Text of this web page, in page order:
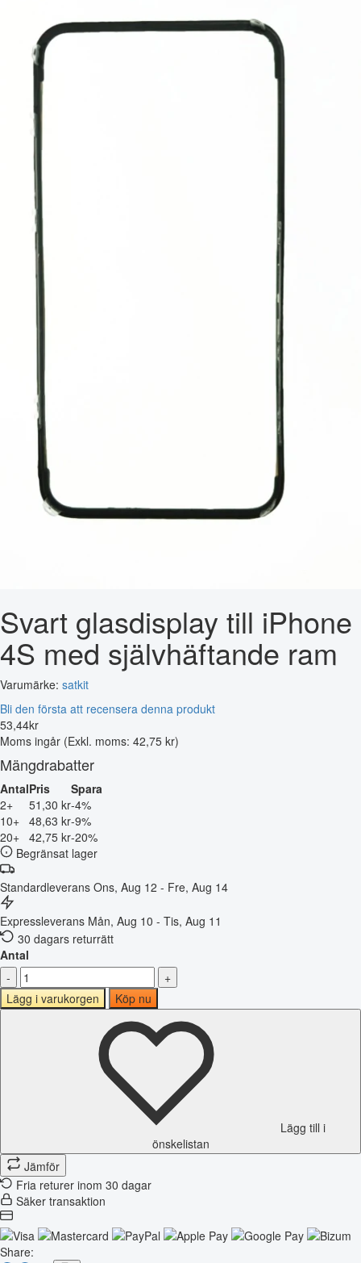
Svart glasdisplay till iPhone
4S med självhäftande ram
Varumärke: satkit
Bli den första att recensera denna produkt
53,44kr
Moms ingår (Exkl. moms: 42,75 kr)
Mängdrabatter
AntalPris
Spara
2+
51,30 kr-4%
10+ 48,63 kr-9%
20+ 42,75 kr-20%
Begränsat lager
Standardleverans Ons, Aug 12 - Fre, Aug 14
Expressleverans Mån, Aug 10 - Tis, Aug 11
30 dagars returrätt
Antal
-
+
Lägg i varukorgen
Köp nu
Lägg till i
önskelistan
Jämför
Fria returer inom 30 dagar
Säker transaktion
Share: